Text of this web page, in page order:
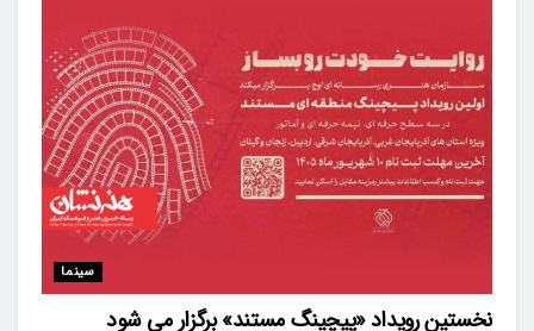
سینما
نخستین رویداد «پیچینگ مستند» برگزار می شود